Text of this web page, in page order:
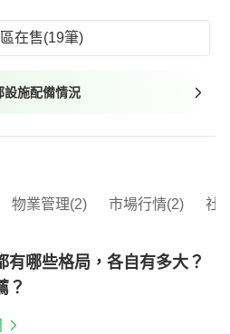
在售(19筆)
施配備情況
物業管理(2) 市場行情(2) 社
有哪些格局，各自有多大？
？